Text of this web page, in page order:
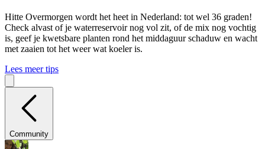
Hitte Overmorgen wordt het heet in Nederland: tot wel 36 graden!
Check alvast of je waterreservoir nog vol zit, of de mix nog vochtig
is, geef je kwetsbare planten rond het middaguur schaduw en wacht
met zaaien tot het weer wat koeler is.
Lees meer tips
Community